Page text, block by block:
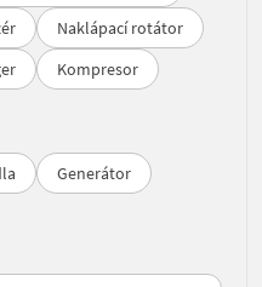
Naklápací rotátor
Kompresor
Generátor